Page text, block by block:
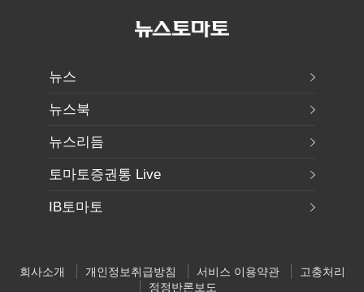
뉴스
뉴스북
뉴스리듬
토마토증권통 Live
IB토마토
회사소개 개인정보취급방침 서비스 이용약관
고충처리
정정반론보도